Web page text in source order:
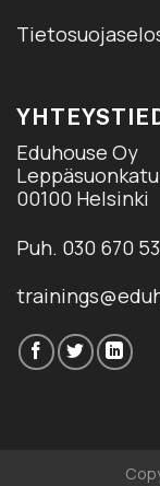
Eduhouse Oy
00100 Helsinki
Puh. 030 670